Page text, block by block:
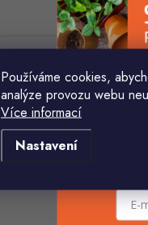
Používáme cookies,
analýze provozu webu
Více informací
Nastavení